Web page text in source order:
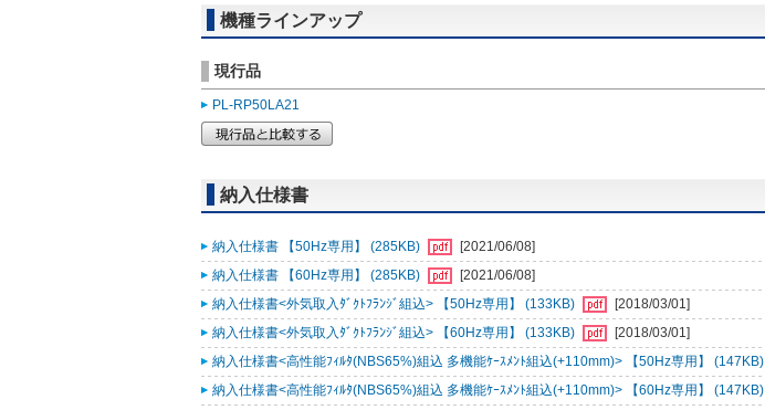
機種ラインアップ
現行品
PL-RP50LA21
納入仕様書
納入仕様書 【50Hz専用】 (285KB)
[2021/06/08]
納入仕様書 【60Hz専用】 (285KB)
[2021/06/08]
納入仕様書<外気取入ﾀﾞｸﾄﾌﾗﾝｼﾞ組込> 【50Hz専用】 (133KB)
[2018/03/01]
納入仕様書<外気取入ﾀﾞｸﾄﾌﾗﾝｼﾞ組込> 【60Hz専用】 (133KB)
[2018/03/01]
納入仕様書<高性能ﾌｨﾙﾀ(NBS65%)組込 多機能ｹｰｽﾒﾝﾄ組込(+110mm)> 【50Hz専用】 (147KB)
納入仕様書<高性能ﾌｨﾙﾀ(NBS65%)組込 多機能ｹｰｽﾒﾝﾄ組込(+110mm)> 【60Hz専用】 (147KB)